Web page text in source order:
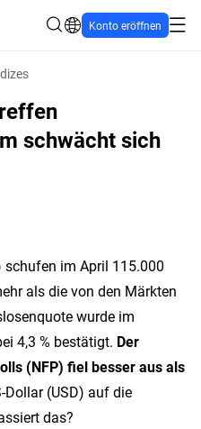
Konto eröffnen
schwächt sich
schufen im April 115.000
als die von den Märkten
wurde im
4,3 % bestätigt. Der
(NFP) fiel besser aus als
Dollar (USD) auf die
das?